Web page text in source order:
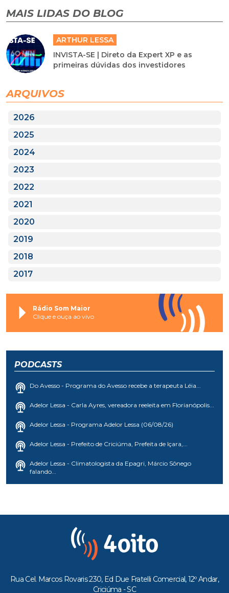
MAIS LIDAS DO BLOG
ARTHUR LESSA
INVISTA-SE | Direto da Expert XP e as
primeiras dúvidas dos investidores
ARQUIVOS
2026
2025
2024
2023
2022
2021
2020
2019
2018
2017
Rádio Som Maior
Clique e ouça ao vivo
PODCASTS
Do Avesso - Programa do Avesso recebe a terapeuta Léia...
Adelor Lessa - Carla Ayres, vereadora reeleita em Florianópolis...
Adelor Lessa - Programa Adelor Lessa (06/08/26)
Adelor Lessa - Prefeito de Criciúma, Prefeita de Içara,...
Adelor Lessa - Climatologista da Epagri, Márcio Sônego
falando...
Rua Cel. Marcos Rovaris 230, Ed Due Fratelli Comercial, 12º Andar,
Criciúma - SC